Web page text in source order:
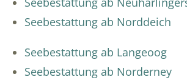
Seebestattung ab Norddeich
Seebestattung ab Langeoog
Seebestattung ab Norderney